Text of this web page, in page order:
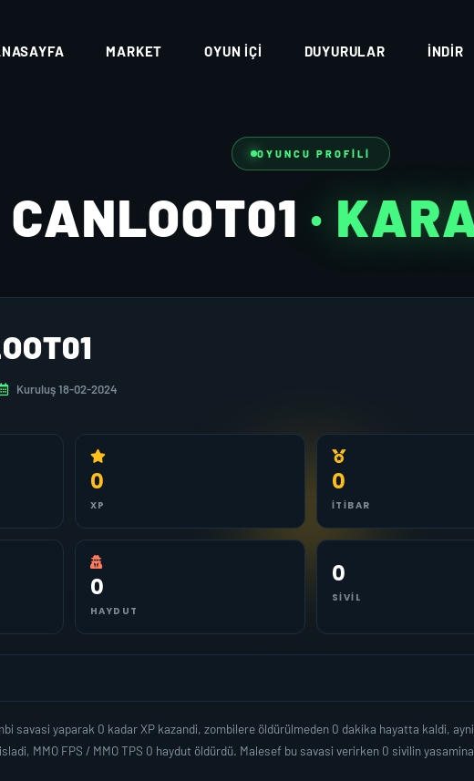
MARKET OYUN İÇI DUYURULAR İNDIR
OYUNCU PROFILI
CANLOOT01 ·
Kuruluş 18-02-2024
0
XP
0
İTIBAR
0
HAYDUT
0
SIVIL
savasi yaparak 0 kadar XP kazandi, zombilere öldürülmeden 0 dakika hayatta kaldi,
MMO FPS / MMO TPS 0 haydut öldürdü. Malesef bu savasi verirken 0 sivilin